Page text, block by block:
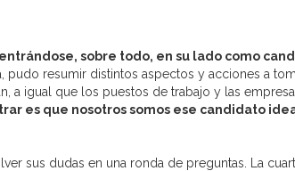
sobre todo, en su lado como
pudo resumir distintos aspectos y acciones a
a igual que los puestos de trabajo y las
es que nosotros somos ese candidato
sus dudas en una ronda de preguntas. La